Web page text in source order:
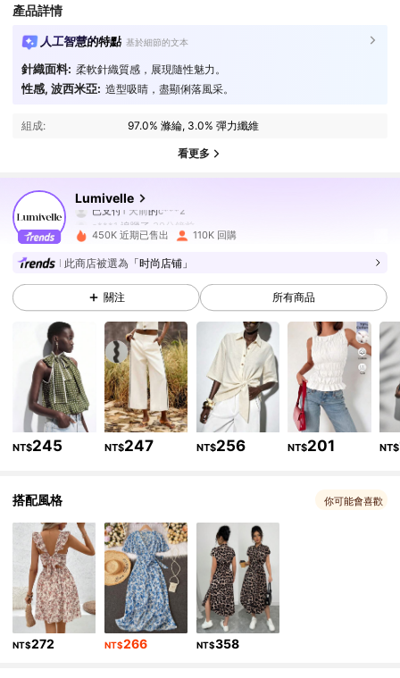
產品詳情
人工智慧的特點 基於細節的文本
針織面料: 柔軟針織質感，展現隨性魅力。
性感, 波西米亞: 造型吸睛，盡顯俐落風采。
組成: 97.0% 滌綸, 3.0% 彈力纖維
看更多
Lumivelle
已支付1 天前
s***1追蹤了30分鐘前
4.82 213K 追蹤者
4.82 213K 追蹤者
4.82 213K 追蹤者
4.82 213K 追蹤者
4.82 213K 追蹤者
450K 近期已售出 110K 回購
此商店被選為 「时尚店铺」
關注 所有商品
NT$245 NT$247 NT$256 NT$201 NT$
搭配風格 你可能會喜歡
NT$272 NT$266 NT$358